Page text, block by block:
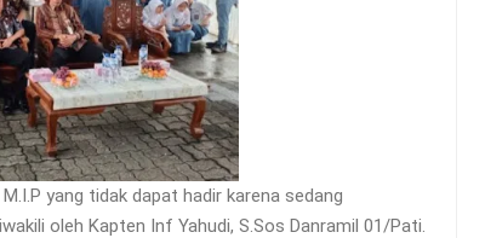
yang tidak dapat hadir karena sedang
oleh Kapten Inf Yahudi, S.Sos Danramil 01/Pati.